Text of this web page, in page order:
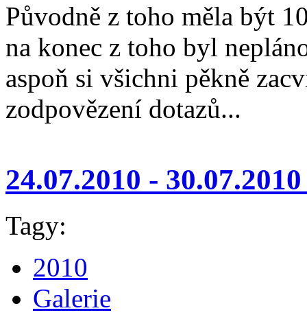
Původně z toho měla být
na konec z toho byl
aspoň si všichni pěkně
zodpovězení dotazů...
24.07.2010 -
Tagy:
2010
Galerie